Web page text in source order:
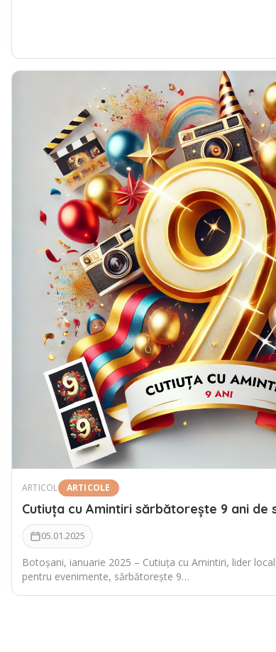
ARTICOL ARTICOLE
Cutiuța cu Amintiri sărbătorește 9 ani de
05.01.2025
Botoșani, ianuarie 2025 – Cutiuța cu Amintiri, lider
pentru evenimente, sărbătorește 9…